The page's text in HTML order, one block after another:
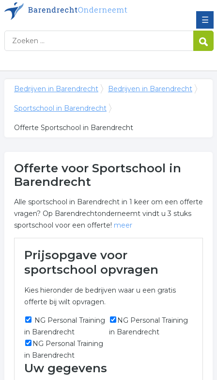
☰
Bedrijven in Barendrecht Bedrijven in Barendrecht
Sportschool in Barendrecht
Offerte Sportschool in Barendrecht
Offerte voor Sportschool in
Barendrecht
Alle sportschool in Barendrecht in 1 keer om een offerte
vragen? Op Barendrechtonderneemt vindt u 3 stuks
sportschool voor een offerte! meer
Barendrecht
gerelateerde bedrijven in de regio Barendrecht om een
prijs bij op te vragen.
Vul onderstaand formulier zo volledig mogelijk in voor
een gratis prijs opgave in de categorie sportschool in de
plaats Barendrecht . De bedrijven zijn gekoppeld aan
sportschool in Barendrecht.
Trefwoorden:
Prijsopgave voor
sportschool opvragen
Kies hieronder de bedrijven waar u een gratis
offerte bij wilt opvragen.
NG Personal Training
in Barendrecht
NG Personal Training
in Barendrecht
NG Personal Training
in Barendrecht
Uw gegevens